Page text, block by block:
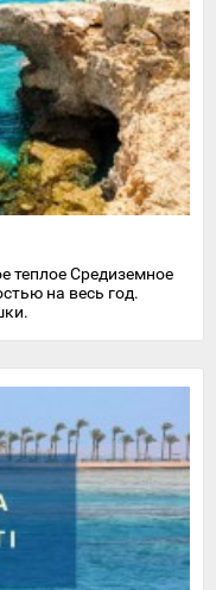
теплое Средиземное
на весь год.